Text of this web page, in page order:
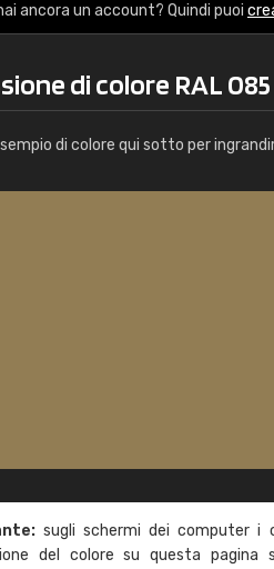
ancora un account? Quindi puoi
di colore RAL
di colore qui sotto per
sugli schermi dei computer i
del colore su questa